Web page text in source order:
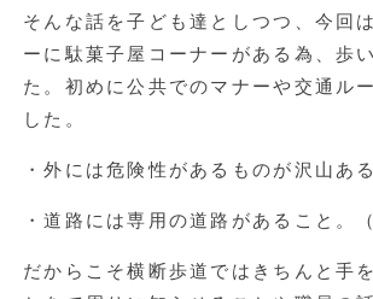
そんな話を子ども達としつつ、今回
ーに駄菓子屋コーナーがある為、歩
た。初めに公共でのマナーや交通ル
した。
・外には危険性があるものが沢山あ
・道路には専用の道路があること。
だからこそ横断歩道ではきちんと手